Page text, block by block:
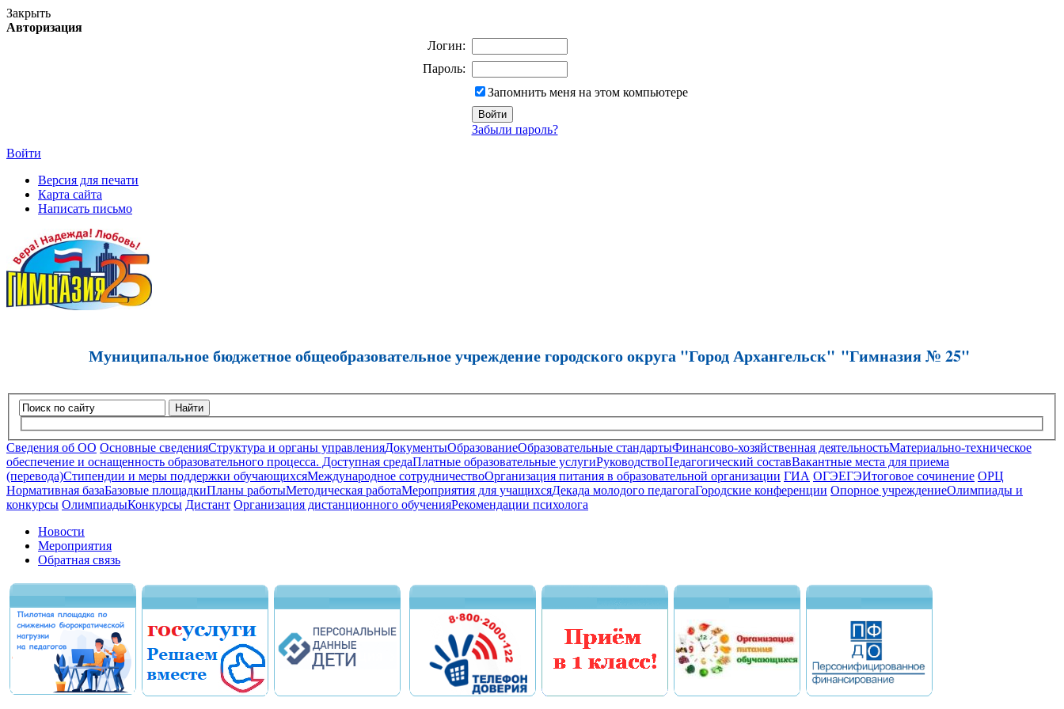
Закрыть
Авторизация
Логин:
Пароль:
Запомнить меня на этом компьютере
Забыли пароль?
Войти
Версия для печати
Карта сайта
Написать письмо
Муниципальное бюджетное общеобразовательное учреждение городского округа "Город Архангельск" "Гимназия № 25"
Найти
Сведения об ОО Основные сведенияСтруктура и органы управленияДокументыОбразованиеОбразовательные стандартыФинансово-хозяйственная деятельностьМатериально-техническое
обеспечение и оснащенность образовательного процесса. Доступная средаПлатные образовательные услугиРуководствоПедагогический составВакантные места для приема
(перевода)Стипендии и меры поддержки обучающихсяМеждународное сотрудничествоОрганизация питания в образовательной организации ГИА ОГЭЕГЭИтоговое сочинение ОРЦ
Нормативная базаБазовые площадкиПланы работыМетодическая работаМероприятия для учащихсяДекада молодого педагогаГородские конференции Опорное учреждениеОлимпиады и
конкурсы ОлимпиадыКонкурсы Дистант Организация дистанционного обученияРекомендации психолога
Новости
Мероприятия
Обратная связь